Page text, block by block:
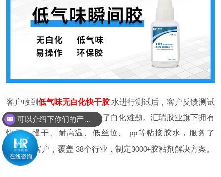
客户收到 低气味无白化快干胶 水进行测试后，客户反馈测试
结果让他满意，效果好解决了白化难题。汇瑞胶业旗下拥有
快干、慢干、耐高温、低丝拉、
pp等粘接胶水，服务了
28000家客户，覆盖 38个行业，制定3000+胶粘剂解决方案。
可以介绍下你们的产品么？